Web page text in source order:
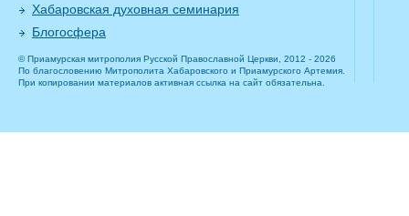
Хабаровская духовная семинария
Блогосфера
© Приамурская митрополия Русской Православной Церкви, 2012 - 2026
По благословению Митрополита Хабаровского и Приамурского Артемия.
При копировании материалов активная ссылка на сайт обязательна.